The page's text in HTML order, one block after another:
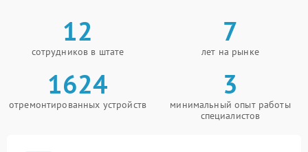
12
сотрудников в штате
7
лет на рынке
1624
отремонтированных устройств
3
минимальный опыт работы
специалистов